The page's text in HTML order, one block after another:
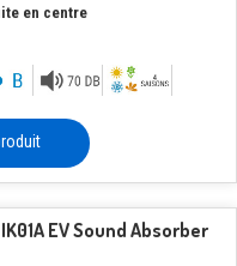
en centre
IK01A EV Sound Absorber